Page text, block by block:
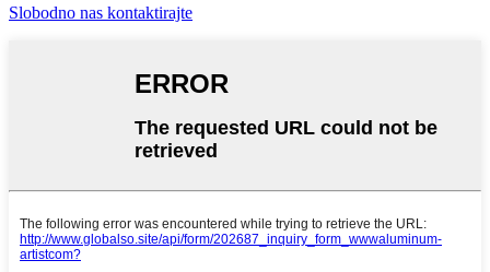
Slobodno nas kontaktirajte